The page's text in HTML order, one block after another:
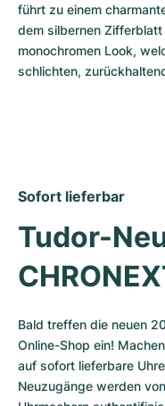
führt zu einem
dem silbernen
monochromen Look,
schlichten,
Sofort lieferbar
Tudor-
Bald treffen die neuen
Online-Shop ein!
auf sofort lieferbare
Neuzugänge werden